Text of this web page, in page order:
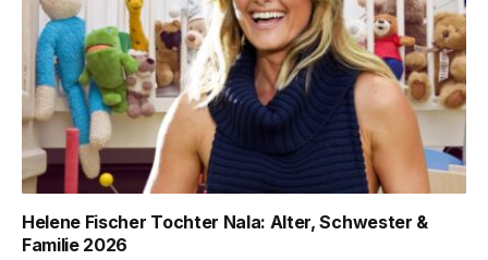
Helene Fischer Tochter Nala: Alter, Schwester &
Familie 2026